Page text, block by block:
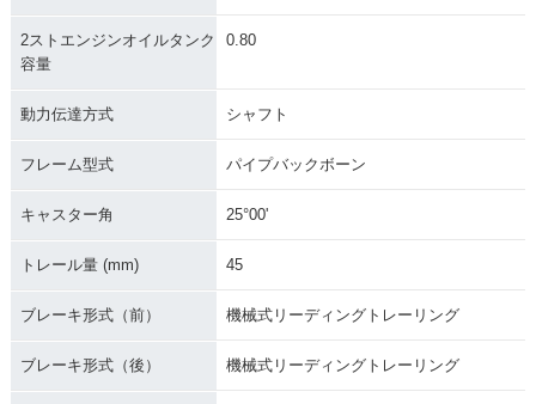
2ストエンジンオイルタンク
容量
0.80
動力伝達方式 シャフト
フレーム型式 パイプバックボーン
キャスター角 25°00'
トレール量 (mm) 45
ブレーキ形式（前） 機械式リーディングトレーリング
ブレーキ形式（後） 機械式リーディングトレーリング